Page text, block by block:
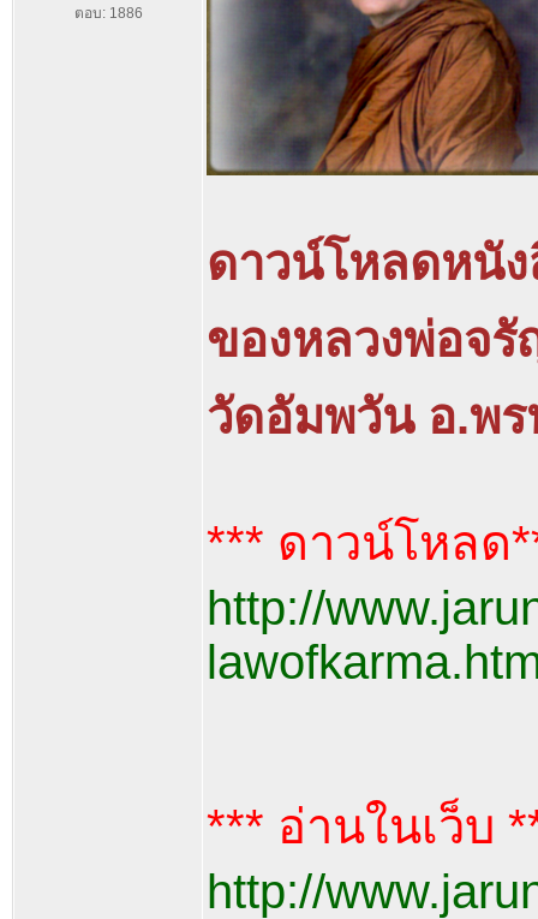
ตอบ: 1886
ดาวน์โหลดหนั
ของหลวงพ่อจ
วัดอัมพวัน อ.พ
*** ดาวน์โหลด
http://
*** อ่านในเว็บ
http://